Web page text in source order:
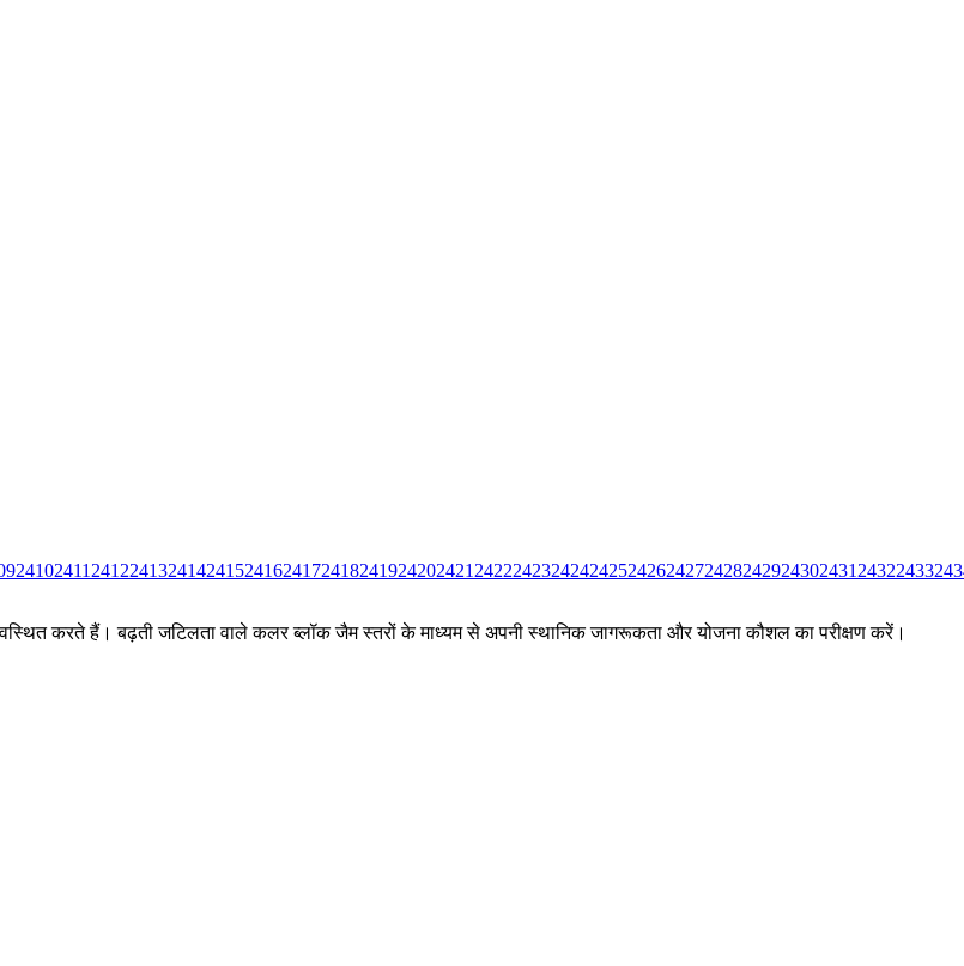
24102411 2412241324142415241624172418241924202421 2422242324242425242624272428242924302431 24322433
करते हैं। बढ़ती जटिलता वाले कलर ब्लॉक जैम स्तरों के माध्यम से अपनी स्थानिक जागरूकता और योजना कौशल का परीक्षण करें।